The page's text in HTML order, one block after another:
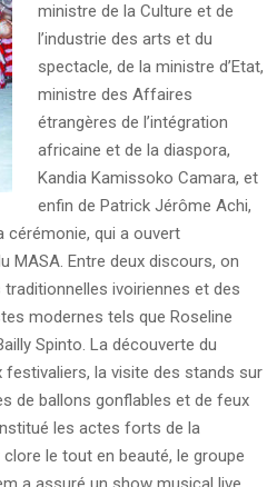
ministre de la Culture et de
l’industrie des arts et du
spectacle, de la ministre d’Etat,
ministre des Affaires
étrangères de l’intégration
africaine et de la diaspora,
Kandia Kamissoko Camara, et
enfin de Patrick Jérôme Achi,
cérémonie, qui a ouvert
MASA. Entre deux discours, on
ivoiriennes et des
modernes tels que Roseline
Spinto. La découverte du
festivaliers, la visite des stands sur
de ballons gonflables et de feux
les actes forts de la
le tout en beauté, le groupe